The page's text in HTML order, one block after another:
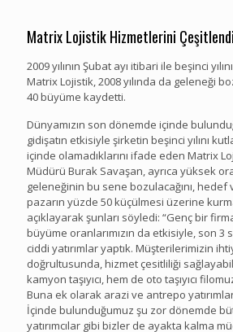
Matrix Lojistik Hizmetlerini
2009 yılının Şubat ayı itibari ile beşinci
Matrix Lojistik, 2008 yılında da geleneği
40 büyüme kaydetti.
Dünyamızın son dönemde içinde
gidişatın etkisiyle şirketin beşinci yılını
içinde olamadıklarını ifade eden Matrix
Müdürü Burak Savaşan, ayrıca yüksek
geleneğinin bu sene bozulacağını,
pazarın yüzde 50 küçülmesi üzerine
açıklayarak şunları söyledi: “Genç bir
büyüme oranlarımızın da etkisiyle, son 3
ciddi yatırımlar yaptık. Müşterilerimizin
doğrultusunda, hizmet çesitliliği
kamyon taşıyıcı, hem de oto taşıyıcı
Buna ek olarak arazi ve antrepo
İçinde bulunduğumuz şu zor dönemde
yatırımcılar gibi bizler de ayakta kalma